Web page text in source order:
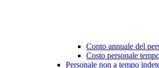
Conto annuale del
Costo personale
Personale non a tempo